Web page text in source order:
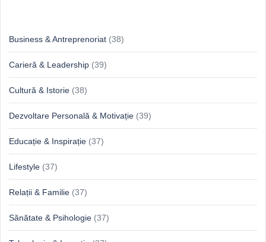
Business & Antreprenoriat (38)
Carieră & Leadership (39)
Cultură & Istorie (38)
Dezvoltare Personală & Motivație (39)
Educație & Inspirație (37)
Lifestyle (37)
Relații & Familie (37)
Sănătate & Psihologie (37)